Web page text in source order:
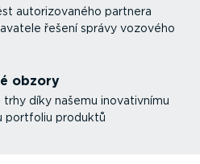
autori­zo­vaného partnera
řešení správy vozového
obzory
díky našemu inova­tivnímu
portfoliu produktů